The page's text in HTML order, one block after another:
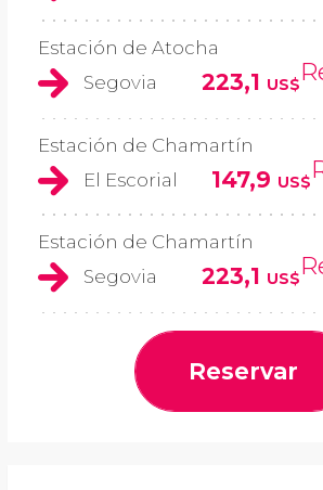
Estación de Atocha
Segovia
223,1 US$
Estación de Chamartín
El Escorial
147,9 US$
Estación de Chamartín
Segovia
223,1 US$
Reservar